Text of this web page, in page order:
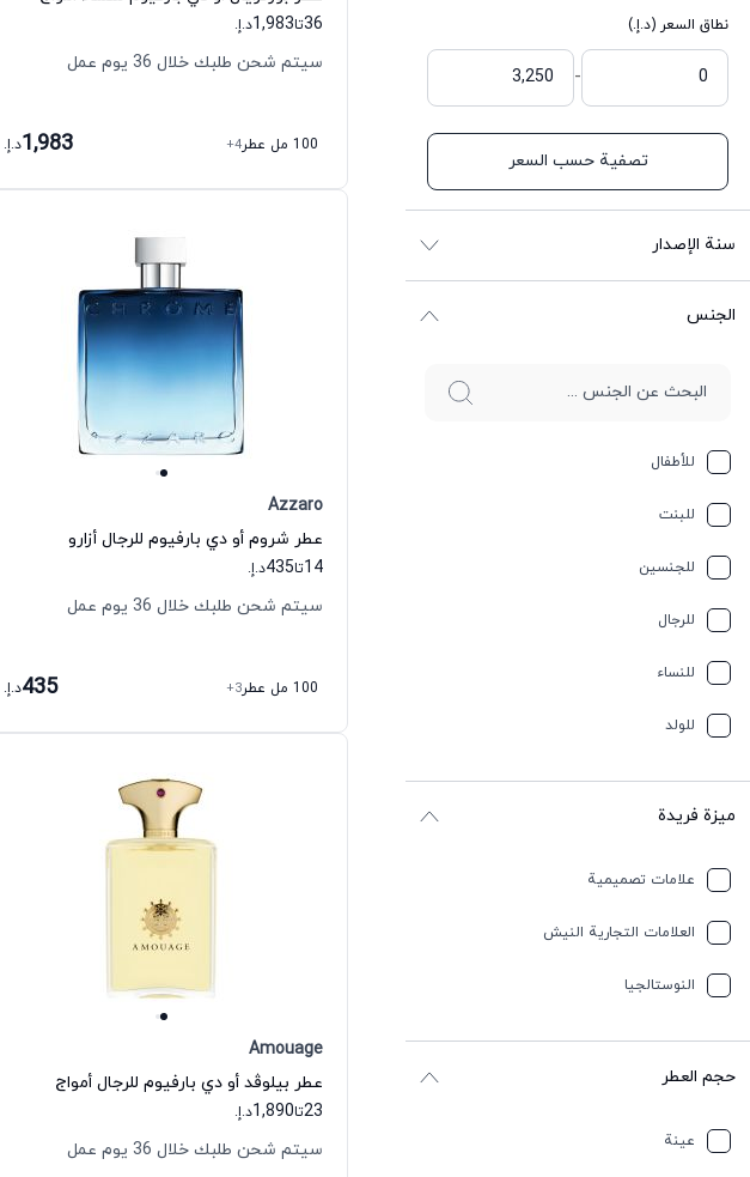
نطاق السعر (د.إ.)
-
تصفية حسب السعر
سنة الإصدار
الجنس
للأطفال
للبنت
للجنسين
للرجال
للنساء
للولد
ميزة فريدة
علامات تصميمية
العلامات التجارية النيش
النوستالجيا
حجم العطر
عينة
36تا1,983د.إ.
سيتم شحن طلبك خلال 36 يوم عمل
100 مل عطر +4
1,983د.إ.
Azzaro
عطر شروم أو دي بارفيوم للرجال أزارو
14تا435د.إ.
سيتم شحن طلبك خلال 36 يوم عمل
100 مل عطر +3
435د.إ.
Amouage
عطر بيلوڤد أو دي بارفيوم للرجال أمواج
23تا1,890د.إ.
سيتم شحن طلبك خلال 36 يوم عمل